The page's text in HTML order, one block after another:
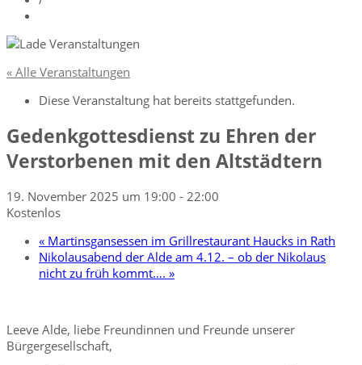
« Alle Veranstaltungen
Diese Veranstaltung hat bereits stattgefunden.
Gedenkgottesdienst zu Ehren der
Verstorbenen mit den Altstädtern
19. November 2025 um 19:00 - 22:00
Kostenlos
« Martinsgansessen im Grillrestaurant Haucks in Rath
Nikolausabend der Alde am 4.12. – ob der Nikolaus
nicht zu früh kommt…. »
Leeve Alde, liebe Freundinnen und Freunde unserer
Bürgergesellschaft,